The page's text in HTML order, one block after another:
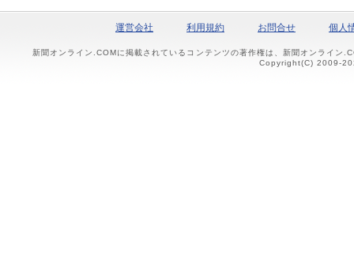
運営会社 利用規約 お問合せ 個人
新聞オンライン.COMに掲載されているコンテンツの著作権は、新聞オンライン
Copyright(C) 2009-